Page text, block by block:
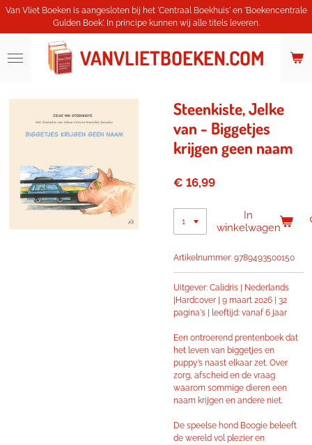
Ga
hoofdinhoud
VANVLIETBOEKEN.COM
Van Vliet Boeken is aangesloten bij het 'Centraal Boekhuis' en 'Boekencentrale
Gulden Boek'. In principe kunnen wij alle titels leveren.
Steenkiste, Jelke
van - Biggetjes
krijgen geen naam
€ 16,99
In
winkelwagen
Artikelnummer: 9789493500150
Uitgever: Calidris | Nederlands
Hardcover | 9 maart 2026 | 32
pagina's | leeftijd: vanaf 6 jaar
Een ontroerend prentenboek dat
het leven van biggetjes en
puppy’s naast elkaar zet. Over
zorg, afscheid en de vraag
waarom sommige dieren een
naam krijgen en andere niet.
De speelse hond Boogie beleeft
de wereld vol plezier en